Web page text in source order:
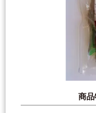
商